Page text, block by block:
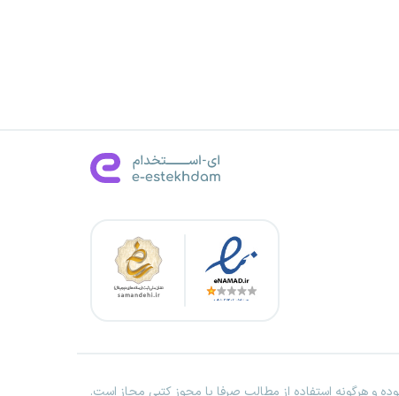
و هرگونه استفاده از مطالب صرفا با مجوز کتبی مجاز است.